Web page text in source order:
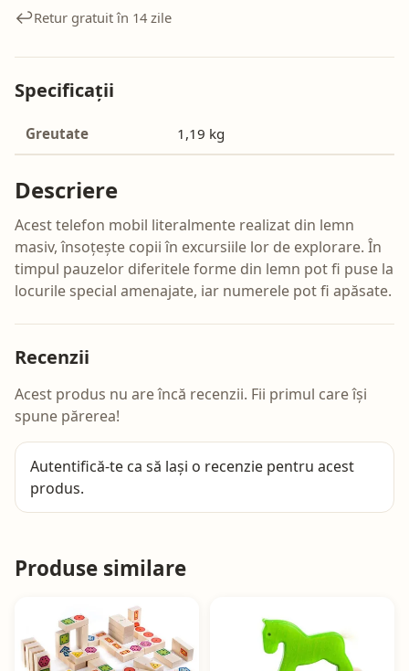
↩️Retur gratuit în 14 zile
Specificații
Greutate 1,19 kg
Descriere
Acest telefon mobil literalmente realizat din lemn
masiv, însoțește copii în excursiile lor de explorare. În
timpul pauzelor diferitele forme din lemn pot fi puse la
locurile special amenajate, iar numerele pot fi apăsate.
Recenzii
Acest produs nu are încă recenzii. Fii primul care își
spune părerea!
Autentifică-te ca să lași o recenzie pentru acest
produs.
Produse similare